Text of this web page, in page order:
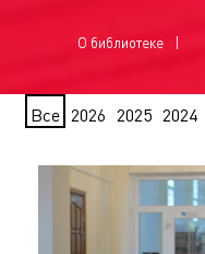
О библиотеке
Все 2026 2025 2024